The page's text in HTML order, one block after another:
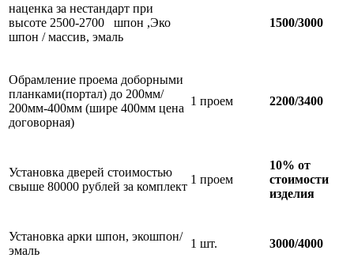
наценка за нестандарт при
высоте 2500-2700 шпон ,Эко
шпон / массив, эмаль
1500/3000
Обрамление проема доборными
планками(портал) до 200мм/
200мм-400мм (шире 400мм цена
договорная)
1 проем 2200/3400
Установка дверей стоимостью
свыше 80000 рублей за комплект
1 проем
10% от
стоимости
изделия
Установка арки шпон, экошпон/
эмаль
1 шт. 3000/4000